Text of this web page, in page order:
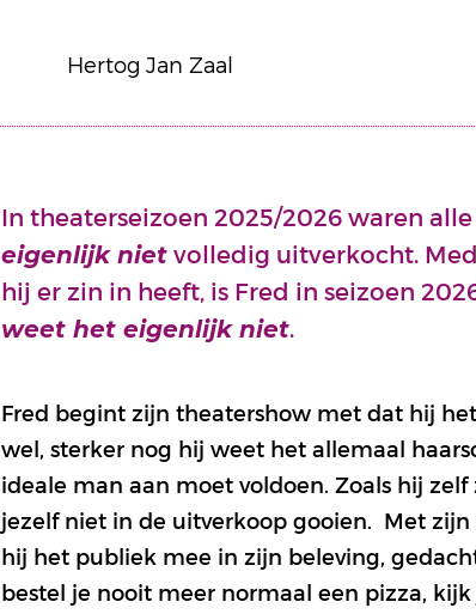
Hertog Jan Zaal
In theaterseizoen 2025/2026 waren
eigenlijk niet volledig uitverkocht.
hij er zin in heeft, is Fred in seizoen
weet het eigenlijk niet.
Fred begint zijn theatershow met dat hij
wel, sterker nog hij weet het allemaal
ideale man aan moet voldoen. Zoals hij
jezelf niet in de uitverkoop gooien. Met
hij het publiek mee in zijn beleving,
bestel je nooit meer normaal een pizza,